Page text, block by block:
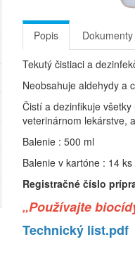
Popis Dokumenty
Tekutý čistiaci a
Neobsahuje aldehydy a
Čistí a dezinfikuje
veterinárnom lekárstve,
Balenie : 500 ml
Balenie v kartóne : 14 ks
Registračné číslo
„Používajte
Technický list.pdf